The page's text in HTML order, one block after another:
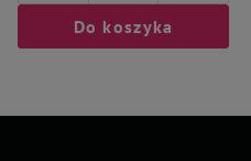
Do koszyka